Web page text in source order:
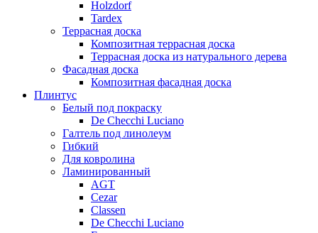
Holzdorf
Tardex
Террасная доска
Композитная террасная доска
Террасная доска из натурального дерева
Фасадная доска
Композитная фасадная доска
Плинтус
Белый под покраску
De Checchi Luciano
Галтель под линолеум
Гибкий
Для ковролина
Ламинированный
AGT
Cezar
Classen
De Checchi Luciano